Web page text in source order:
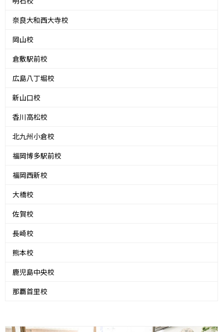
奈良大和西大寺校
岡山校
倉敷駅前校
広島八丁堀校
新山口校
香川高松校
北九州小倉校
福岡博多駅前校
福岡西新校
大橋校
佐賀校
長崎校
熊本校
鹿児島中央校
那覇首里校